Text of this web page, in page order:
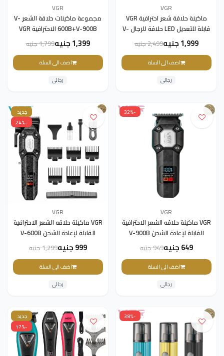
VGR
ماكينة حلاقة شعر احترافية VGR
قابلة للتعديل LED حلاقة للرجال V-
199
1,999 جنيه 2,499 جنيه
اضف الى السلة
رجالى
VGR
مجموعة ماكينات حلاقة الشعر V-
600B+V-900B الاحترافية VGR
1,399 جنيه 1,799 جنيه
اضف الى السلة
رجالى
-32%
VGR
VGR ماكينة حلاقه الشعر الاحترافية
القابلة لإعادة الشحن V-900B
649 جنيه 949 جنيه
اضف الى السلة
رجالى
جديد
-24%
VGR
VGR ماكينة حلاقه الشعر الاحترافية
القابلة لإعادة الشحن V-600B
999 جنيه 1,299 جنيه
اضف الى السلة
رجالى
-38%
جديد
-17%